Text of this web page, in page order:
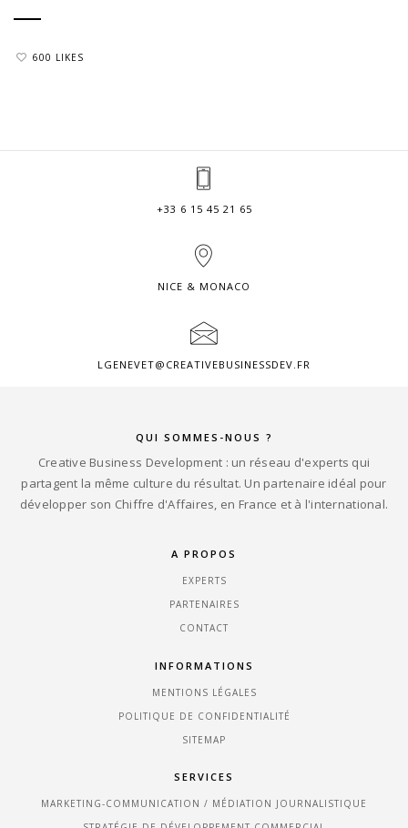
600 LIKES
+33 6 15 45 21 65
NICE & MONACO
LGENEVET@CREATIVEBUSINESSDEV.FR
QUI SOMMES-NOUS ?
Creative Business Development : un réseau d'experts qui
partagent la même culture du résultat. Un partenaire idéal pour
développer son Chiffre d'Affaires, en France et à l'international.
A PROPOS
EXPERTS
PARTENAIRES
CONTACT
INFORMATIONS
MENTIONS LÉGALES
POLITIQUE DE CONFIDENTIALITÉ
SITEMAP
SERVICES
MARKETING-COMMUNICATION / MÉDIATION JOURNALISTIQUE